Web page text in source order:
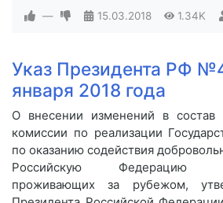
— 15.03.2018 1.34K
Указ Президента РФ
января 2018 года
О внесении изменений в состав
комиссии по реализации
по оказанию содействия
Российскую Федерацию
проживающих за рубежом,